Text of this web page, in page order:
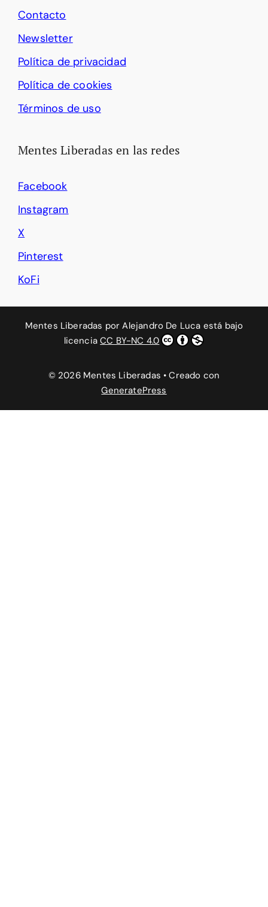
Contacto
Newsletter
Política de privacidad
Política de cookies
Términos de uso
Mentes Liberadas en las redes
Facebook
Instagram
X
Pinterest
KoFi
Mentes Liberadas porAlejandro De Luca está bajo
licenciaCC BY-NC 4.0
© 2026 Mentes Liberadas • Creado con
GeneratePress